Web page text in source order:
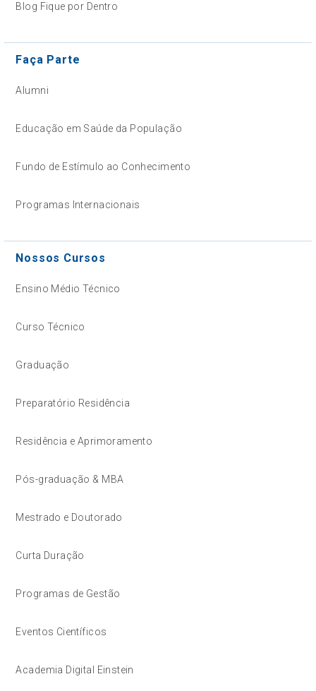
Blog Fique por Dentro
Faça Parte
Alumni
Educação em Saúde da População
Fundo de Estímulo ao Conhecimento
Programas Internacionais
Nossos Cursos
Ensino Médio Técnico
Curso Técnico
Graduação
Preparatório Residência
Residência e Aprimoramento
Pós-graduação & MBA
Mestrado e Doutorado
Curta Duração
Programas de Gestão
Eventos Científicos
Academia Digital Einstein